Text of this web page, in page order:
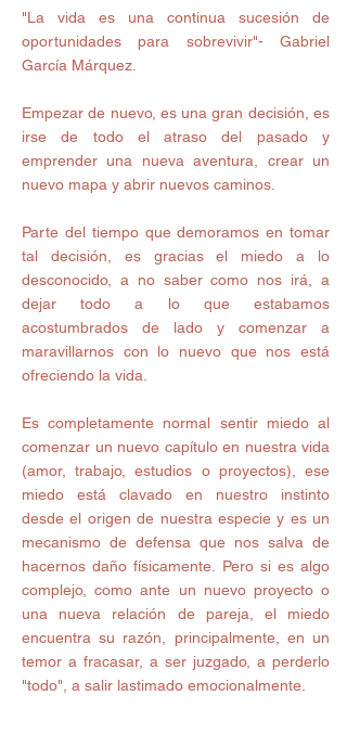
"La vida es una continua sucesión de
oportunidades para sobrevivir"- Gabriel
García Márquez.
Empezar de nuevo, es una gran decisión, es
irse de todo el atraso del pasado y
emprender una nueva aventura, crear un
nuevo mapa y abrir nuevos caminos.
Parte del tiempo que demoramos en tomar
tal decisión, es gracias el miedo a lo
desconocido, a no saber como nos irá, a
dejar todo a lo que estabamos
acostumbrados de lado y comenzar a
maravillarnos con lo nuevo que nos está
ofreciendo la vida.
Es completamente normal sentir miedo al
comenzar un nuevo capítulo en nuestra vida
(amor, trabajo, estudios o proyectos), ese
miedo está clavado en nuestro instinto
desde el origen de nuestra especie y es un
mecanismo de defensa que nos salva de
hacernos daño físicamente. Pero si es algo
complejo, como ante un nuevo proyecto o
una nueva relación de pareja, el miedo
encuentra su razón, principalmente, en un
temor a fracasar, a ser juzgado, a perderlo
"todo", a salir lastimado emocionalmente.